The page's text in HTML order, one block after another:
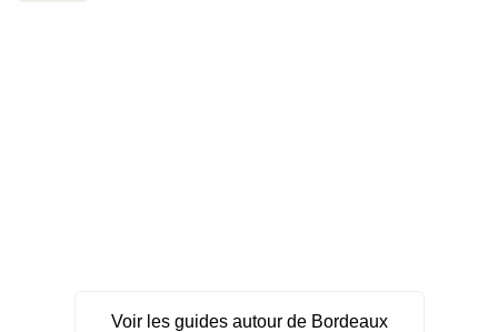
Voir les guides autour de Bordeaux